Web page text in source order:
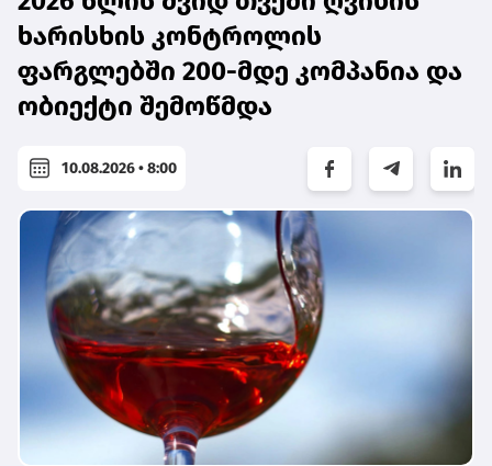
ხარისხის კონტროლის
ფარგლებში 200-მდე კომპანია და
ობიექტი შემოწმდა
10.08.2026 • 8:00